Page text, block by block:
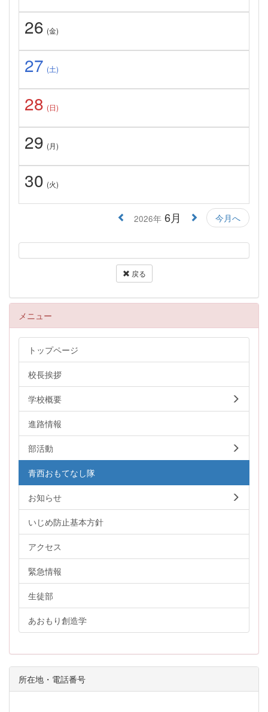
26 (金)
27 (土)
28 (日)
29 (月)
30 (火)
2026年 6月 今月へ
戻る
メニュー
トップページ
校長挨拶
学校概要
進路情報
部活動
青西おもてなし隊
お知らせ
いじめ防止基本方針
アクセス
緊急情報
生徒部
あおもり創造学
所在地・電話番号